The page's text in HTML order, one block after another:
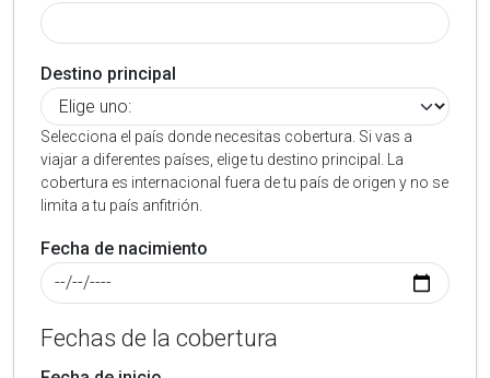
Destino principal
Selecciona el país donde necesitas cobertura. Si vas a
viajar a diferentes países, elige tu destino principal. La
cobertura es internacional fuera de tu país de origen y no se
limita a tu país anfitrión.
Fecha de nacimiento
Fechas de la cobertura